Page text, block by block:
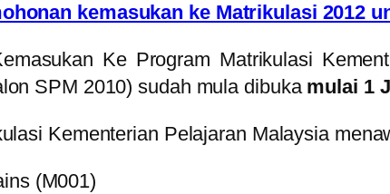
kemasukan ke Matrikulasi 2012
Ke Program Matrikulasi
SPM 2010) sudah mula dibuka mulai 1
Kementerian Pelajaran Malaysia
(M001)